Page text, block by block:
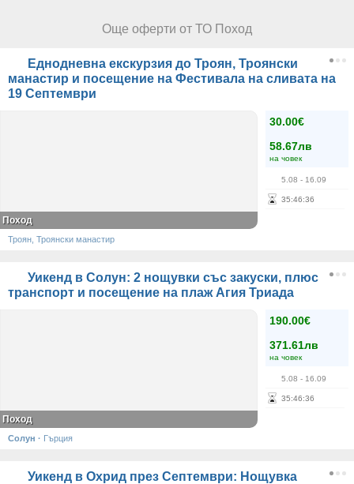
Още оферти от ТО Поход
Еднодневна екскурзия до Троян, Троянски
манастир и посещение на Фестивала на сливата на
19 Септември
30.00€
58.67лв
на човек
5.08 - 16.09
35:46:36
Поход
Троян, Троянски манастир
Уикенд в Солун: 2 нощувки със закуски, плюс
транспорт и посещение на плаж Агия Триада
190.00€
371.61лв
на човек
5.08 - 16.09
35:46:36
Поход
Солун · Гърция
Уикенд в Охрид през Септември: Нощувка